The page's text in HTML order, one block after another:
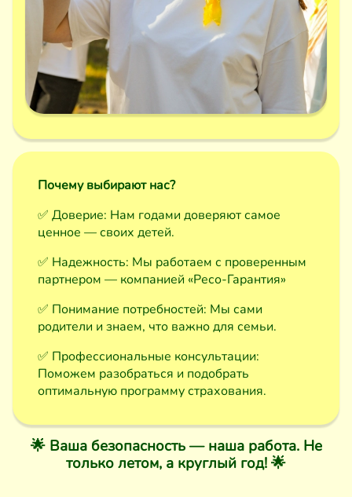
Почему выбирают нас?
✅ Доверие: Нам годами доверяют самое
ценное — своих детей.
✅ Надежность: Мы работаем с проверенным
партнером — компанией «Ресо-Гарантия»
✅ Понимание потребностей: Мы сами
родители и знаем, что важно для семьи.
✅ Профессиональные консультации:
Поможем разобраться и подобрать
оптимальную программу страхования.
🌟 Ваша безопасность — наша работа. Не
только летом, а круглый год! 🌟